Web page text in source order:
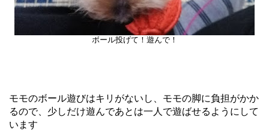
ボール投げて！遊んで！
モモのボール遊びはキリがないし、モモの脚に負担がかか
るので、少しだけ遊んであとは一人で遊ばせるようにして
います